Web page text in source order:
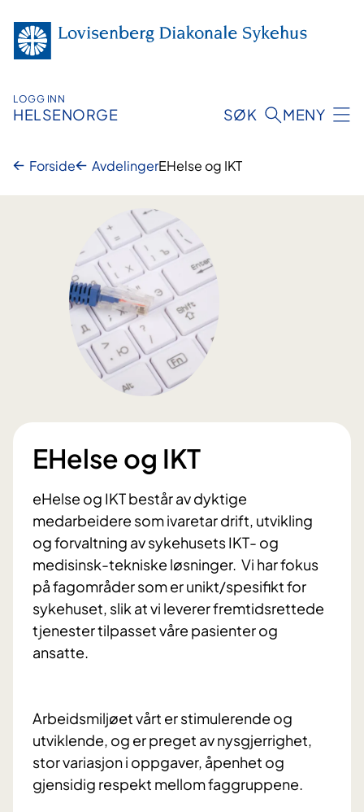
innhold
LOGG INN
HELSENORGE SØK MENY
Forside AvdelingerEHelse og IKT
EHelse og IKT
eHelse og IKT består av dyktige
medarbeidere som ivaretar drift, utvikling
og forvaltning av sykehusets IKT- og
medisinsk-tekniske løsninger. Vi har fokus
på fagområder som er unikt/spesifikt for
sykehuset, slik at vi leverer fremtidsrettede
tjenester tilpasset våre pasienter og
ansatte.
Arbeidsmiljøet vårt er stimulerende og
utviklende, og er preget av nysgjerrighet,
stor variasjon i oppgaver, åpenhet og
gjensidig respekt mellom faggruppene.